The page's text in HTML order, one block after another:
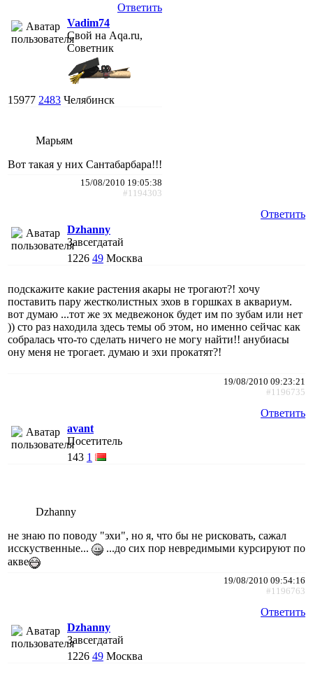
Ответить
Vadim74
Свой на Aqa.ru,
Советник
15977 2483 Челябинск
Марьям
Вот такая у них Сантабарбара!!!
15/08/2010 19:05:38
#1194303
Ответить
Dzhanny
Завсегдатай
1226 49 Москва
подскажите какие растения акары не трогают?! хочу
поставить пару жестколистных эхов в горшках в аквариум.
вот думаю ...тот же эх медвежонок будет им по зубам или нет
)) сто раз находила здесь темы об этом, но именно сейчас как
собралась что-то сделать ничего не могу найти!! анубиасы
ону меня не трогает. думаю и эхи прокатят?!
19/08/2010 09:23:21
#1196735
Ответить
avant
Посетитель
143 1
Dzhanny
не знаю по поводу "эхи", но я, что бы не рисковать, сажал
исскуственные...
...до сих пор невредимыми курсируют по
акве
19/08/2010 09:54:16
#1196763
Ответить
Dzhanny
Завсегдатай
1226 49 Москва